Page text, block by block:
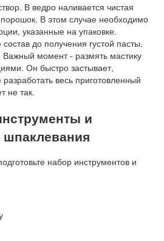
В ведро наливается чистая
В этом случае необходимо
указанные на упаковке.
до получения густой пасты.
момент - размять мастику
Он быстро застывает,
весь приготовленный
не так.
и
набор инструментов и